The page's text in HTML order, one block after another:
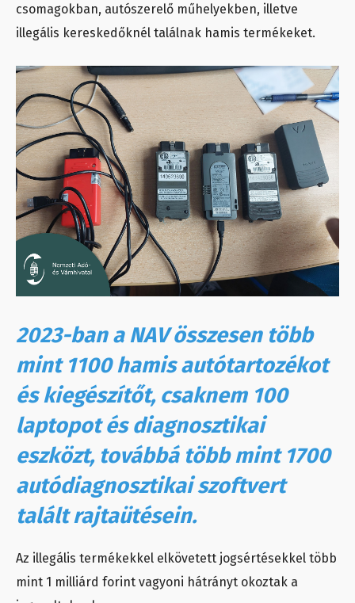
csomagokban, autószerelő műhelyekben, illetve
illegális kereskedőknél találnak hamis termékeket.
2023-ban a NAV összesen több
mint 1100 hamis autótartozékot
és kiegészítőt, csaknem 100
laptopot és diagnosztikai
eszközt, továbbá több mint 1700
autódiagnosztikai szoftvert
talált rajtaütésein.
Az illegális termékekkel elkövetett jogsértésekkel több
mint 1 milliárd forint vagyoni hátrányt okoztak a